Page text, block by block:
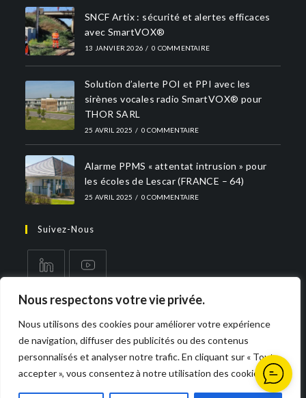
Nous respectons votre vie privée.
Nous utilisons des cookies pour améliorer votre expérience
de navigation, diffuser des publicités ou des contenus
personnalisés et analyser notre trafic. En cliquant sur « Tout
accepter », vous consentez à notre utilisation des cookies.
SNCF Artix : sécurité et alertes efficaces
avec SmartVOX®
13 JANVIER 2026 / 0 COMMENTAIRE
Solution d’alerte POI et PPI avec les
sirènes vocales radio SmartVOX® pour
THOR SARL
25 AVRIL 2025 / 0 COMMENTAIRE
Alarme PPMS « attentat intrusion » pour
les écoles de Lescar (FRANCE – 64)
25 AVRIL 2025 / 0 COMMENTAIRE
Suivez-Nous